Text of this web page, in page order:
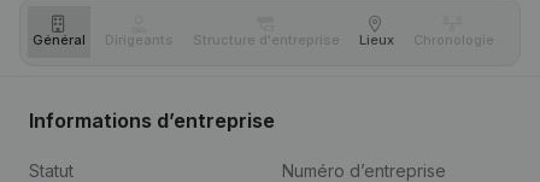
Général Dirigeants Structure d'entreprise Lieux Chronologie
Informations d’entreprise
Statut
Numéro d’entreprise